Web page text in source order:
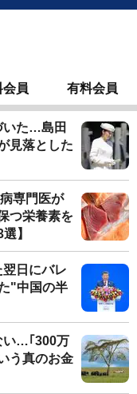
会員 有料会員
いた…島田
見落とした
専門医が
つ栄養素を
】
日にバレ
"中国の半
い…｢300万
う真のお金